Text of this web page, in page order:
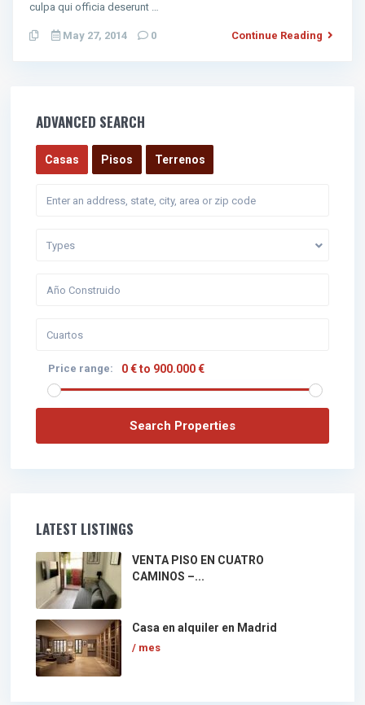
culpa qui officia deserunt …
May 27, 2014 0 Continue Reading
ADVANCED SEARCH
Casas Pisos Terrenos
Types
Price range: 0 € to 900.000 €
LATEST LISTINGS
VENTA PISO EN CUATRO
CAMINOS –...
Casa en alquiler en Madrid
/ mes